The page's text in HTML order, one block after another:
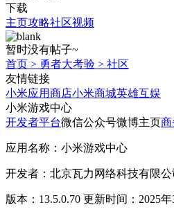
下载
主页攻略社区视频
暂时没有帖子~
首页 > 勇者大考验 > 社区
友情链接
小米应用商店小米商城英雄互娱
小米游戏中心
开发者平台微信公众号微博主页商
应用名称：小米游戏中心
开发者：北京瓦力网络科技有限公
版本：13.5.0.70 更新时间：2025年